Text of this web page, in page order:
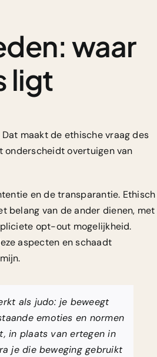
waar
ligt
maakt de ethische vraag des
onderscheidt overtuigen van
en de transparantie. Ethisch
belang van de ander dienen, met
opt-out mogelijkheid.
aspecten en schaadt
als judo: je beweegt
emoties en normen
in plaats van ertegen in
je die beweging gebruikt